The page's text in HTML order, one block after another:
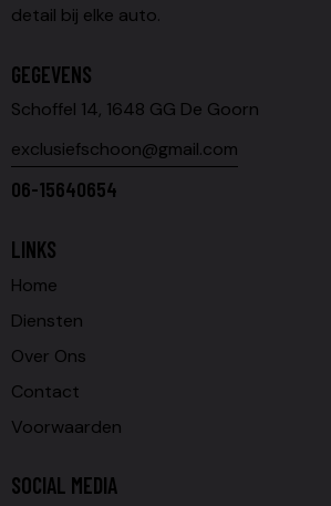
detail bij elke auto.
GEGEVENS
Schoffel 14, 1648 GG De Goorn
exclusiefschoon@gmail.com
06-15640654
LINKS
Home
Diensten
Over Ons
Contact
Voorwaarden
SOCIAL MEDIA